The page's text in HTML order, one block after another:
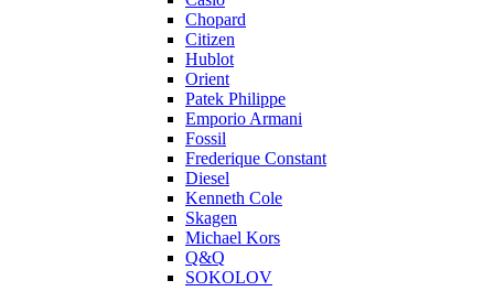
Chopard
Citizen
Hublot
Orient
Patek Philippe
Emporio Armani
Fossil
Frederique Constant
Diesel
Kenneth Cole
Skagen
Michael Kors
Q&Q
SOKOLOV